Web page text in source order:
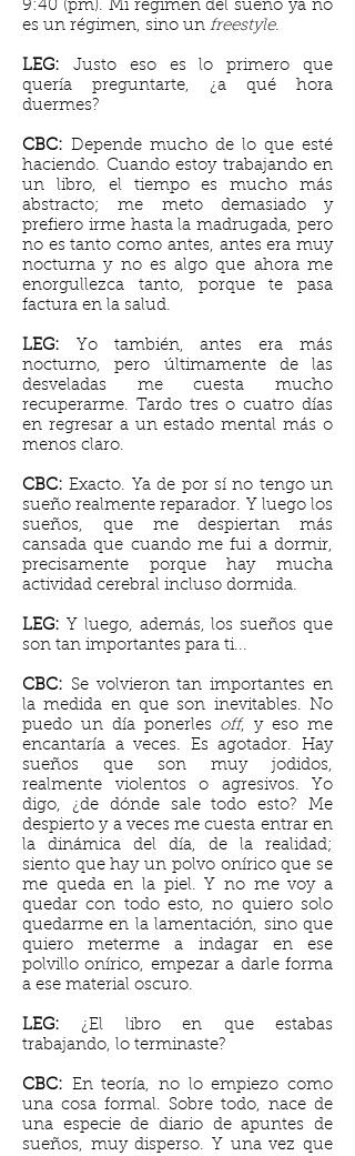
9:40 (pm). Mi régimen del sueño ya no
es un régimen, sino un freestyle.
LEG: Justo eso es lo primero que
quería preguntarte, ¿a qué hora
duermes?
CBC: Depende mucho de lo que esté
haciendo. Cuando estoy trabajando en
un libro, el tiempo es mucho más
abstracto; me meto demasiado y
prefiero irme hasta la madrugada, pero
no es tanto como antes, antes era muy
nocturna y no es algo que ahora me
enorgullezca tanto, porque te pasa
factura en la salud.
LEG:
Yo también, antes era más
nocturno, pero últimamente de las
desveladas me cuesta mucho
recuperarme. Tardo tres o cuatro días
en regresar a un estado mental más o
menos claro.
CBC: Exacto. Ya de por sí no tengo un
sueño realmente reparador. Y luego los
sueños, que me despiertan más
cansada que cuando me fui a dormir,
precisamente porque hay mucha
actividad cerebral incluso dormida.
LEG: Y luego, además, los sueños que
son tan importantes para ti...
CBC: Se volvieron tan importantes en
la medida en que son inevitables. No
puedo un día ponerles off, y eso me
encantaría a veces. Es agotador. Hay
sueños que son muy jodidos,
realmente violentos o agresivos. Yo
digo, ¿de dónde sale todo esto?
Me
despierto y a veces me cuesta entrar en
la dinámica del día, de la realidad;
siento que hay un polvo onírico que se
me queda en la piel. Y no me voy a
quedar con todo esto, no quiero solo
quedarme en la lamentación, sino que
quiero meterme a indagar en ese
polvillo onírico, empezar a darle forma
a ese material oscuro.
LEG: ¿El libro en que estabas
trabajando, lo terminaste?
CBC: En teoría, no lo empiezo como
una cosa formal. Sobre todo, nace de
una especie de diario de apuntes de
sueños, muy disperso. Y una vez que